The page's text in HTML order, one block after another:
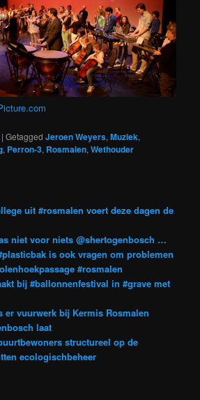
|Getagged Jeroen Weyers,Muziek,
, Perron-3, Rosmalen,Wethouder
uit #rosmalen voert deze dagen de
niet voor niets @shertogenbosch …
is ook vragen om problemen
#rosmalen
bij #ballonnenfestival in #grave met
er vuurwerk bij Kermis Rosmalen
laat
structureel op de
ecologischbeheer